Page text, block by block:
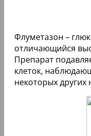
Флуметазон –
отличающийся
Препарат
клеток,
некоторых других